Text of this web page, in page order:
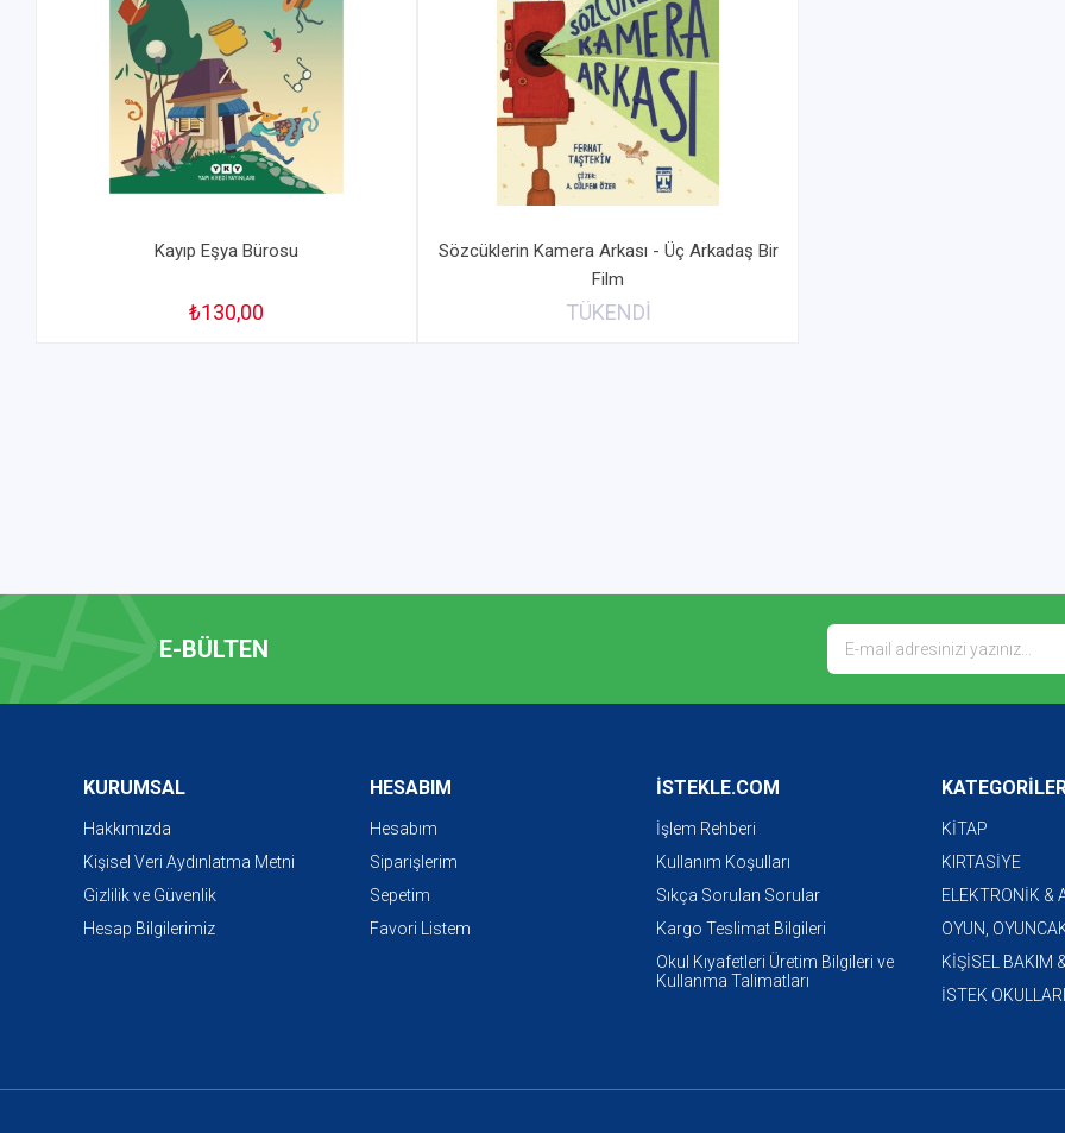
Kayıp Eşya Bürosu
₺130,00
Sözcüklerin Kamera Arkası - Üç Arkadaş Bir
Film
TÜKENDİ
E-BÜLTEN
KURUMSAL
Hakkımızda
Kişisel Veri Aydınlatma Metni
Gizlilik ve Güvenlik
Hesap Bilgilerimiz
HESABIM
Hesabım
Siparişlerim
Sepetim
Favori Listem
İSTEKLE.COM
İşlem Rehberi
Kullanım Koşulları
Sıkça Sorulan Sorular
Kargo Teslimat Bilgileri
Okul Kıyafetleri Üretim Bilgileri ve
Kullanma Talimatları
KİTAP
KIRTASİYE
ELEKTRONİK &
OYUN,
KİŞİSEL BAKIM
İSTEK